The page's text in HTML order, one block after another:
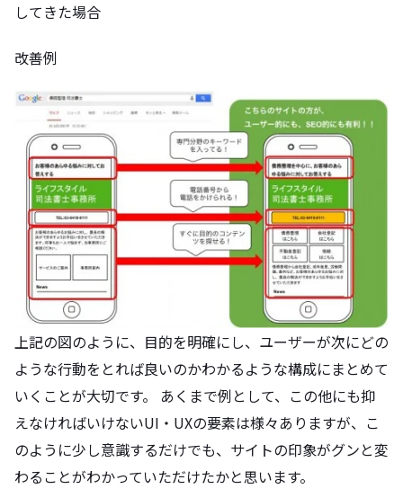
してきた場合
改善例
上記の図のように、目的を明確にし、ユーザーが次にどの
ような行動をとれば良いのかわかるような構成にまとめて
いくことが大切です。 あくまで例として、この他にも抑
えなければいけないUI・UXの要素は様々ありますが、こ
のように少し意識するだけでも、サイトの印象がグンと変
わることがわかっていただけたかと思います。